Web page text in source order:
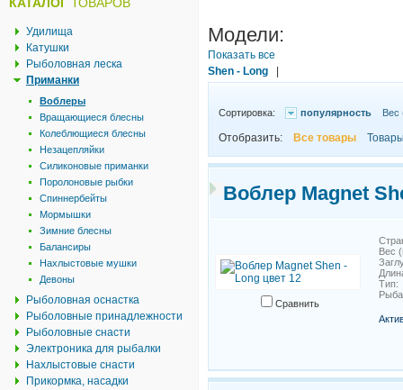
Удилища
Катушки
Рыболовная леска
Приманки
Воблеры
Вращающиеся блесны
Колеблющиеся блесны
Незацепляйки
Силиконовые приманки
Поролоновые рыбки
Спиннербейты
Мормышки
Зимние блесны
Балансиры
Нахлыстовые мушки
Девоны
Рыболовная оснастка
Рыболовные принадлежности
Рыболовные снасти
Электроника для рыбалки
Нахлыстовые снасти
Прикормка, насадки
Модели:
Показать все
Shen - Long
Сортировка: популярность Вес
Отобразить: Все товары
Воблер Magnet
Сравнить
Вес
Тип: